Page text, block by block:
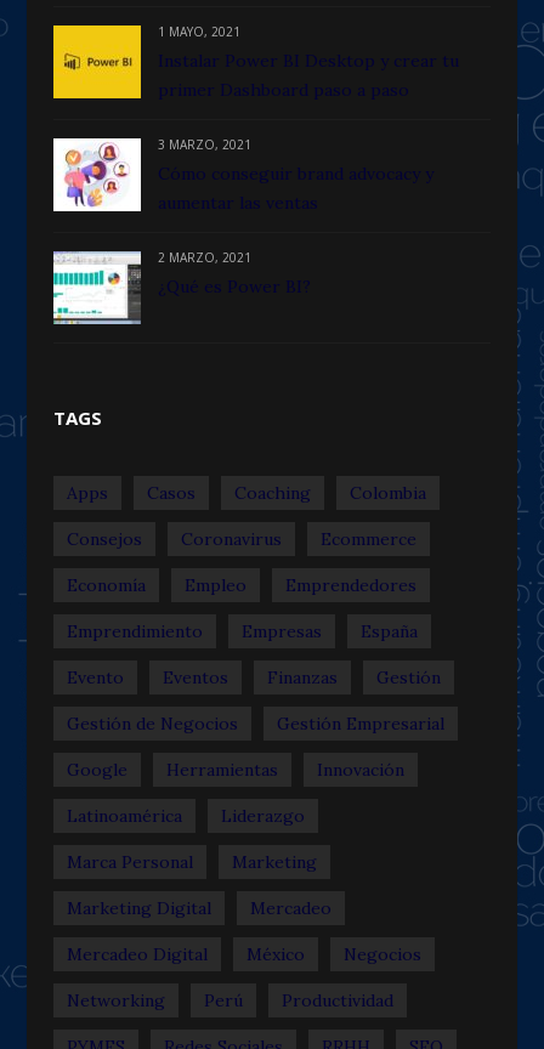
1 MAYO, 2021
Instalar Power BI Desktop y crear tu
primer Dashboard paso a paso
3 MARZO, 2021
Cómo conseguir brand advocacy y
aumentar las ventas
2 MARZO, 2021
¿Qué es Power BI?
TAGS
Apps Casos Coaching Colombia
Consejos Coronavirus Ecommerce
Economía Empleo Emprendedores
Emprendimiento Empresas España
Evento Eventos Finanzas Gestión
Gestión de Negocios Gestión Empresarial
Google Herramientas Innovación
Latinoamérica Liderazgo
Marca Personal Marketing
Marketing Digital Mercadeo
Mercadeo Digital México Negocios
Networking Perú Productividad